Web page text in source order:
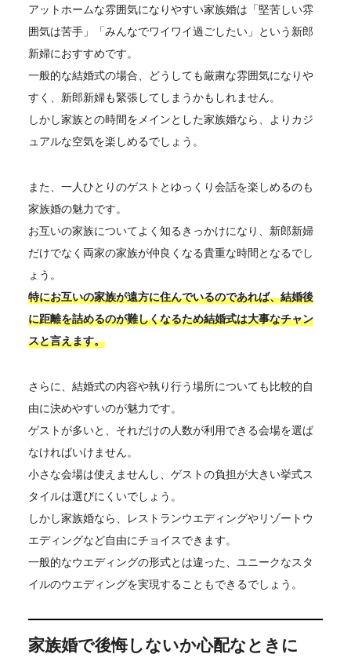
アットホームな雰囲気になりやすい家族婚は「堅苦しい雰
囲気は苦手」「みんなでワイワイ過ごしたい」という新郎
新婦におすすめです。
一般的な結婚式の場合、どうしても厳粛な雰囲気になりや
すく、新郎新婦も緊張してしまうかもしれません。
しかし家族との時間をメインとした家族婚なら、よりカジ
ュアルな空気を楽しめるでしょう。
また、一人ひとりのゲストとゆっくり会話を楽しめるのも
家族婚の魅力です。
お互いの家族についてよく知るきっかけになり、新郎新婦
だけでなく両家の家族が仲良くなる貴重な時間となるでし
ょう。
特にお互いの家族が遠方に住んでいるのであれば、結婚後
に距離を詰めるのが難しくなるため結婚式は大事なチャン
スと言えます。
さらに、結婚式の内容や執り行う場所についても比較的自
由に決めやすいのが魅力です。
ゲストが多いと、それだけの人数が利用できる会場を選ば
なければいけません。
小さな会場は使えませんし、ゲストの負担が大きい挙式ス
タイルは選びにくいでしょう。
しかし家族婚なら、レストランウエディングやリゾートウ
エディングなど自由にチョイスできます。
一般的なウエディングの形式とは違った、ユニークなスタ
イルのウエディングを実現することもできるでしょう。
家族婚で後悔しないか心配なときに